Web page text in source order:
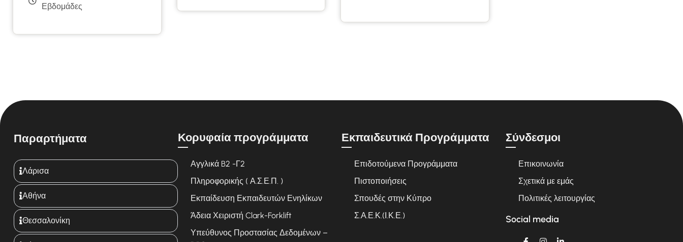
Εβδομάδες
Παραρτήματα
Λάρισα
Αθήνα
Θεσσαλονίκη
Κορυφαία προγράμματα
Αγγλικά B2 -Γ2
Πληροφορικής ( Α.Σ.Ε.Π. )
Εκπαίδευση Εκπαιδευτών Ενηλίκων
Άδεια Χειριστή Clark-Forklift
Υπεύθυνος Προστασίας Δεδομένων –
Εκπαιδευτικά Προγράμματα
Επιδοτούμενα Προγράμματα
Πιστοποιήσεις
Σπουδές στην Κύπρο
Σ.Α.Ε.Κ.(Ι.Κ.Ε.)
Σύνδεσμοι
Επικοινωνία
Σχετικά με εμάς
Πολιτικές λειτουργίας
Social media